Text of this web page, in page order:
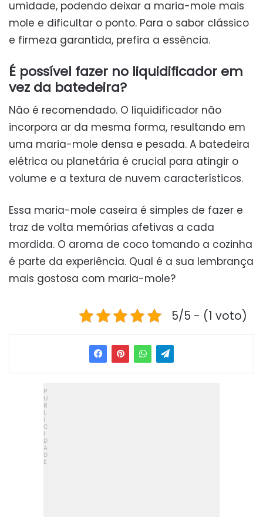
umidade, podendo deixar a maria-mole mais
mole e dificultar o ponto. Para o sabor clássico
e firmeza garantida, prefira a essência.
É possível fazer no liquidificador em
vez da batedeira?
Não é recomendado. O liquidificador não
incorpora ar da mesma forma, resultando em
uma maria-mole densa e pesada. A batedeira
elétrica ou planetária é crucial para atingir o
volume e a textura de nuvem característicos.
Essa maria-mole caseira é simples de fazer e
traz de volta memórias afetivas a cada
mordida. O aroma de coco tomando a cozinha
é parte da experiência. Qual é a sua lembrança
mais gostosa com maria-mole?
5/5 - (1 voto)